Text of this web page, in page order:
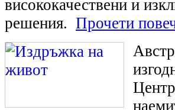
висококачествени и
решения. Прочети